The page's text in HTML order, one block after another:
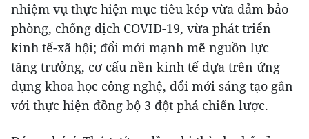
nhiệm vụ thực hiện mục tiêu kép vừa đảm bảo
phòng, chống dịch COVID-19, vừa phát triển
kinh tế-xã hội; đổi mới mạnh mẽ nguồn lực
tăng trưởng, cơ cấu nền kinh tế dựa trên ứng
dụng khoa học công nghệ, đổi mới sáng tạo gắn
với thực hiện đồng bộ 3 đột phá chiến lược.